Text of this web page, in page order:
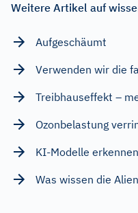
Weitere Artikel auf
Aufgeschäumt
Verwenden wir die
Treibhauseffekt –
Ozonbelastung
KI-Modelle
Was wissen die